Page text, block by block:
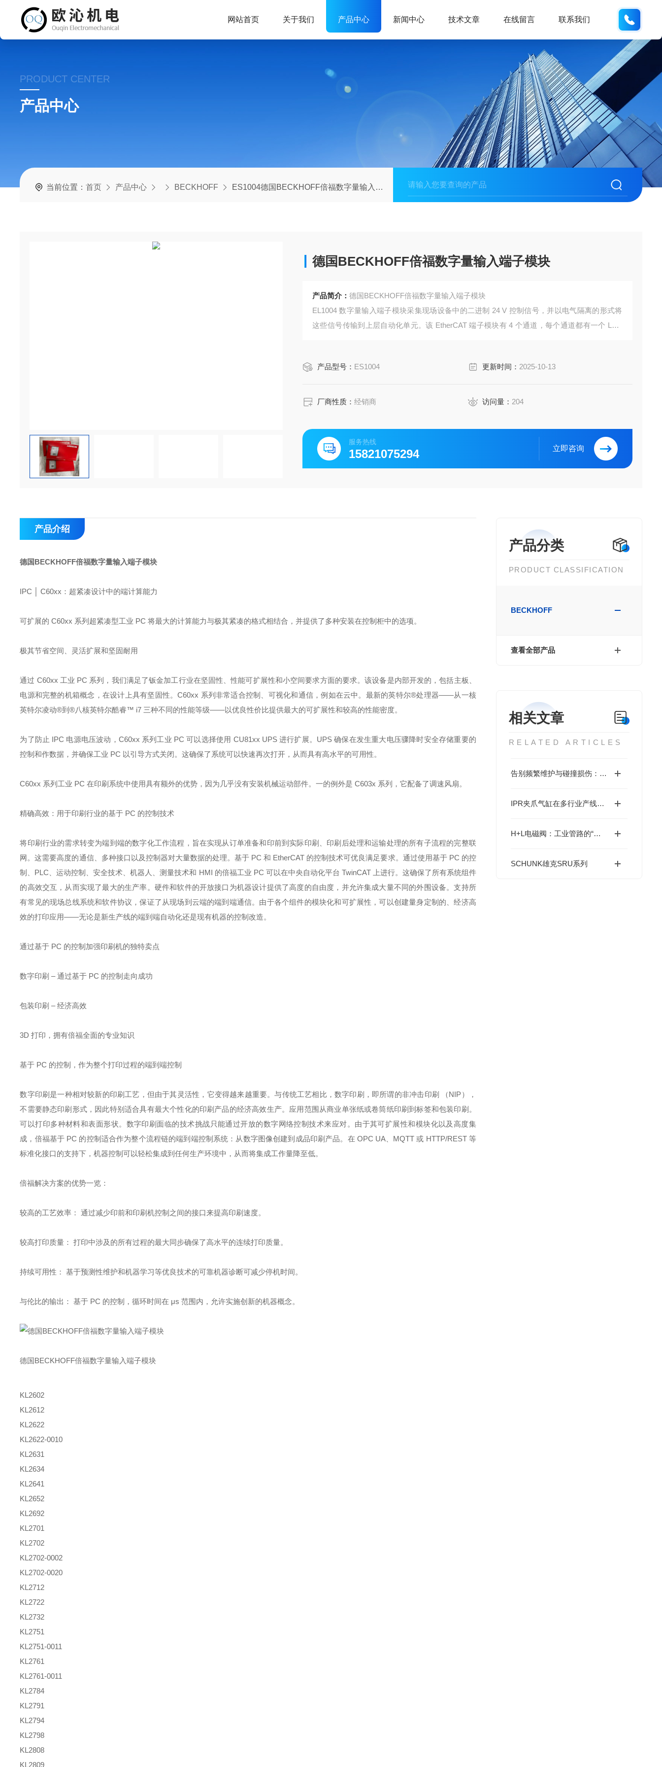
网站首页 关于我们 产品中心 新闻中心 技术文章 在线留言 联系我们
PRODUCT CENTER
产品中心
当前位置：首页 产品中心 BECKHOFF ES1004德国BECKHOFF倍福数字量输入端子模块
德国BECKHOFF倍福数字量输入端子模块
产品简介：德国BECKHOFF倍福数字量输入端子模块
EL1004 数字量输入端子模块采集现场设备中的二进制 24 V 控制信号，并以电气隔离的形式将
这些信号传输到上层自动化单元。该 EtherCAT 端子模块有 4 个通道，每个通道都有一个 LED
产品型号： ES1004 更新时间： 2025-10-13
厂商性质：经销商 访问量： 204
服务热线
15821075294 立即咨询
产品分类
PRODUCT CLASSIFICATION
BECKHOFF
查看全部产品
相关文章
RELATED ARTICLES
告别频繁维护与碰撞损伤：IPR夹爪气缸的耐用设计
IPR夹爪气缸在多行业产线中的实战应用
H+L电磁阀：工业管路的“精准指挥官”
SCHUNK雄克SRU系列
产品介绍
德国BECKHOFF倍福数字量输入端子模块
IPC │ C60xx：超紧凑设计中的端计算能力
可扩展的 C60xx 系列超紧凑型工业 PC 将最大的计算能力与极其紧凑的格式相结合，并提供了多种安装在控制柜中的选项。
极其节省空间、灵活扩展和坚固耐用
通过 C60xx 工业 PC 系列，我们满足了钣金加工行业在坚固性、性能可扩展性和小空间要求方面的要求。该设备是内部开发的，包括主板、
电源和完整的机箱概念，在设计上具有坚固性。C60xx 系列非常适合控制、可视化和通信，例如在云中。最新的英特尔®处理器——从一核
英特尔凌动®到®八核英特尔酷睿™ i7 三种不同的性能等级——以优良性价比提供最大的可扩展性和较高的性能密度。
为了防止 IPC 电源电压波动，C60xx 系列工业 PC 可以选择使用 CU81xx UPS 进行扩展。UPS 确保在发生重大电压骤降时安全存储重要的
控制和作数据，并确保工业 PC 以引导方式关闭。这确保了系统可以快速再次打开，从而具有高水平的可用性。
C60xx 系列工业 PC 在印刷系统中使用具有额外的优势，因为几乎没有安装机械运动部件。一的例外是 C603x 系列，它配备了调速风扇。
精确高效：用于印刷行业的基于 PC 的控制技术
将印刷行业的需求转变为端到端的数字化工作流程，旨在实现从订单准备和印前到实际印刷、印刷后处理和运输处理的所有子流程的完整联
网。这需要高度的通信、多种接口以及控制器对大量数据的处理。基于 PC 和 EtherCAT 的控制技术可优良满足要求。通过使用基于 PC 的控
制、PLC、运动控制、安全技术、机器人、测量技术和 HMI 的倍福工业 PC 可以在中央自动化平台 TwinCAT 上进行。这确保了所有系统组件
的高效交互，从而实现了最大的生产率。硬件和软件的开放接口为机器设计提供了高度的自由度，并允许集成大量不同的外围设备。支持所
有常见的现场总线系统和软件协议，保证了从现场到云端的端到端通信。由于各个组件的模块化和可扩展性，可以创建量身定制的、经济高
效的打印应用——无论是新生产线的端到端自动化还是现有机器的控制改造。
通过基于 PC 的控制加强印刷机的独特卖点
数字印刷 – 通过基于 PC 的控制走向成功
包装印刷 – 经济高效
3D 打印，拥有倍福全面的专业知识
基于 PC 的控制，作为整个打印过程的端到端控制
数字印刷是一种相对较新的印刷工艺，但由于其灵活性，它变得越来越重要。与传统工艺相比，数字印刷，即所谓的非冲击印刷 （NIP），
不需要静态印刷形式，因此特别适合具有最大个性化的印刷产品的经济高效生产。应用范围从商业单张纸或卷筒纸印刷到标签和包装印刷。
可以打印多种材料和表面形状。数字印刷面临的技术挑战只能通过开放的数字网络控制技术来应对。由于其可扩展性和模块化以及高度集
成，倍福基于 PC 的控制适合作为整个流程链的端到端控制系统：从数字图像创建到成品印刷产品。在 OPC UA、MQTT 或 HTTP/REST 等
标准化接口的支持下，机器控制可以轻松集成到任何生产环境中，从而将集成工作量降至低。
倍福解决方案的优势一览：
较高的工艺效率： 通过减少印前和印刷机控制之间的接口来提高印刷速度。
较高打印质量： 打印中涉及的所有过程的最大同步确保了高水平的连续打印质量。
持续可用性： 基于预测性维护和机器学习等优良技术的可靠机器诊断可减少停机时间。
与伦比的输出： 基于 PC 的控制，循环时间在 μs 范围内，允许实施创新的机器概念。
德国BECKHOFF倍福数字量输入端子模块
KL2602
KL2612
KL2622
KL2622-0010
KL2631
KL2634
KL2641
KL2652
KL2692
KL2701
KL2702
KL2702-0002
KL2702-0020
KL2712
KL2722
KL2732
KL2751
KL2751-0011
KL2761
KL2761-0011
KL2784
KL2791
KL2794
KL2798
KL2808
KL2809